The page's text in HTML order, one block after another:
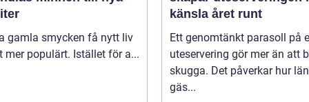
gamla smycken få nytt liv
mer populärt. Istället för a...
känsla året runt
Ett genomtänkt parasoll på
uteservering gör mer än att
skugga. Det påverkar hur
gäs...